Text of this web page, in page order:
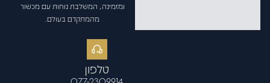
ומזמינה, המשלבת נוחות עם מכשור
מהמתקדם בעולם.
טלפון